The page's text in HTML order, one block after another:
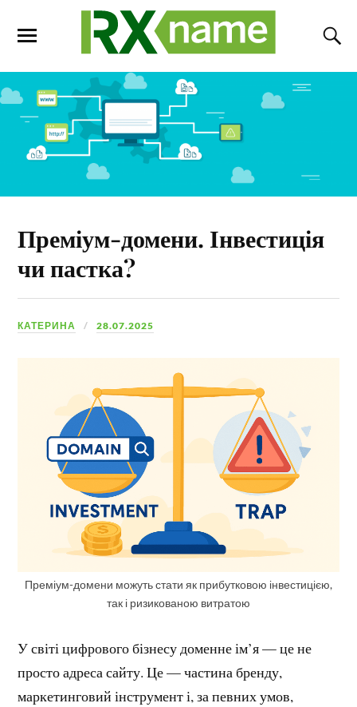
Преміум-домени. Інвестиція
чи пастка?
КАТЕРИНА 28.07.2025
Преміум-домени можуть стати як прибутковою інвестицією,
так і ризикованою витратою
У світі цифрового бізнесу доменне ім’я — це не
просто адреса сайту. Це — частина бренду,
маркетинговий інструмент і, за певних умов,